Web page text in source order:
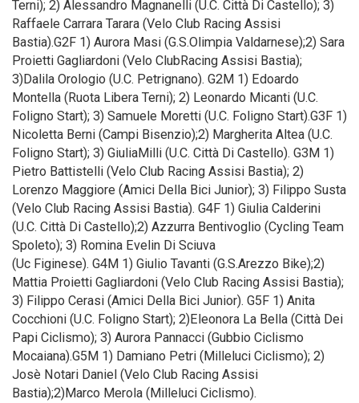
Terni); 2) Alessandro Magnanelli (U.C. Città Di Castello); 3)
Raffaele Carrara Tarara (Velo Club Racing Assisi
Bastia).G2F 1) Aurora Masi (G.S.Olimpia Valdarnese);2) Sara
Proietti Gagliardoni (Velo ClubRacing Assisi Bastia);
3)Dalila Orologio (U.C. Petrignano). G2M 1) Edoardo
Montella (Ruota Libera Terni); 2) Leonardo Micanti (U.C.
Foligno Start); 3) Samuele Moretti (U.C. Foligno Start).G3F 1)
Nicoletta Berni (Campi Bisenzio);2) Margherita Altea (U.C.
Foligno Start); 3) GiuliaMilli (U.C. Città Di Castello). G3M 1)
Pietro Battistelli (Velo Club Racing Assisi Bastia); 2)
Lorenzo Maggiore (Amici Della Bici Junior); 3) Filippo Susta
(Velo Club Racing Assisi Bastia). G4F 1) Giulia Calderini
(U.C. Città Di Castello);2) Azzurra Bentivoglio (Cycling Team
Spoleto); 3) Romina Evelin Di Sciuva
(Uc Figinese). G4M 1) Giulio Tavanti (G.S.Arezzo Bike);2)
Mattia Proietti Gagliardoni (Velo Club Racing Assisi Bastia);
3) Filippo Cerasi (Amici Della Bici Junior). G5F 1) Anita
Cocchioni (U.C. Foligno Start); 2)Eleonora La Bella (Città Dei
Papi Ciclismo); 3) Aurora Pannacci (Gubbio Ciclismo
Mocaiana).G5M 1) Damiano Petri (Milleluci Ciclismo); 2)
Josè Notari Daniel (Velo Club Racing Assisi
Bastia);2)Marco Merola (Milleluci Ciclismo).